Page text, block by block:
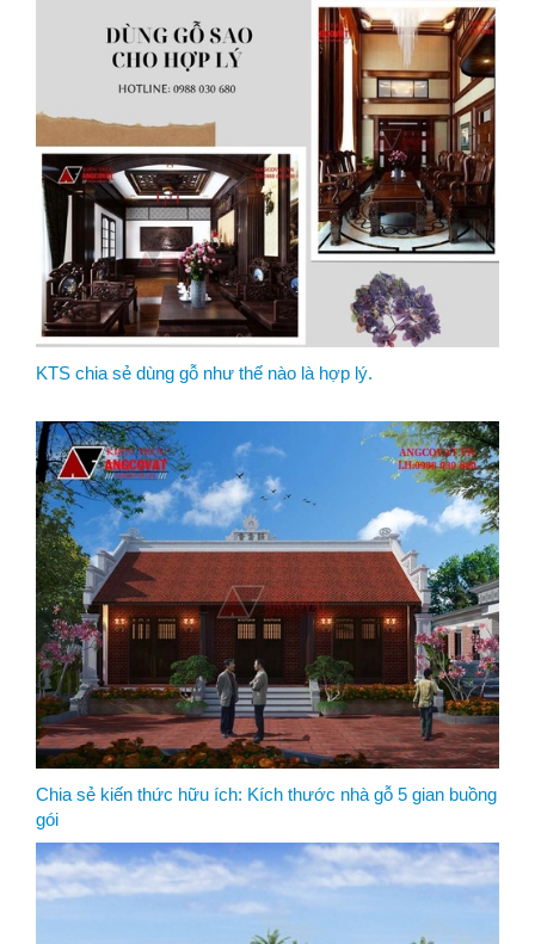
KTS chia sẻ dùng gỗ như thế nào là hợp lý.
Chia sẻ kiến thức hữu ích: Kích thước nhà gỗ 5 gian buồng
gói